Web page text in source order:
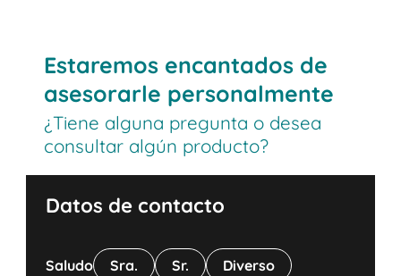
Estaremos encantados de
asesorarle personalmente
¿Tiene alguna pregunta o desea
consultar algún producto?
Datos de contacto
Saludo Sra. Sr. Diverso